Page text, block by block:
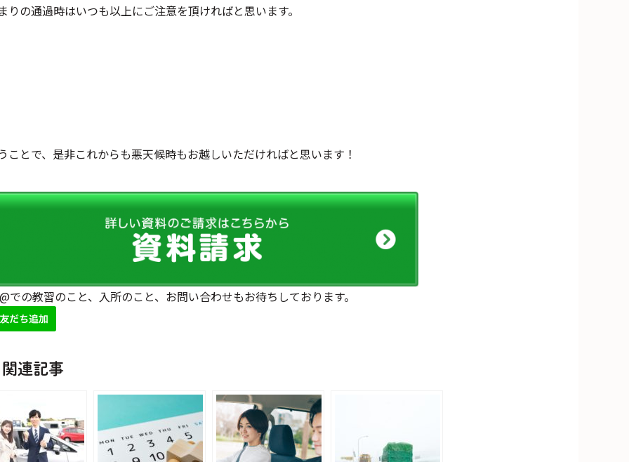
りの通過時はいつも以上にご注意を頂ければと思います。
ことで、是非これからも悪天候時もお越しいただければと思います！
での教習のこと、入所のこと、お問い合わせもお待ちしております。
連記事